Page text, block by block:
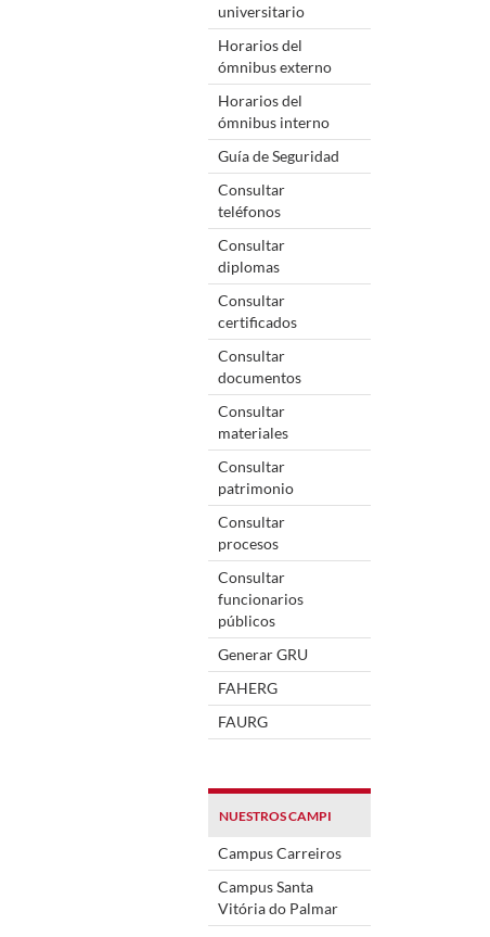
universitario
Horarios del
ómnibus externo
Horarios del
ómnibus interno
Guía de Seguridad
Consultar
teléfonos
Consultar
diplomas
Consultar
certificados
Consultar
documentos
Consultar
materiales
Consultar
patrimonio
Consultar
procesos
Consultar
funcionarios
públicos
Generar GRU
FAHERG
FAURG
NUESTROS CAMPI
Campus Carreiros
Campus Santa
Vitória do Palmar